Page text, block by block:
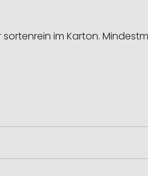
sortenrein im Karton.